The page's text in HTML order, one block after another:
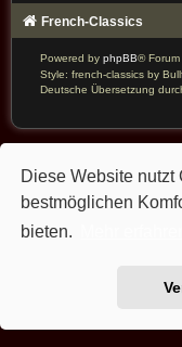
Diese Website nutzt
bestmöglichen
bieten.
French-Classics
Powered by phpBB®
Style: french-classics by
Deutsche Übersetzung